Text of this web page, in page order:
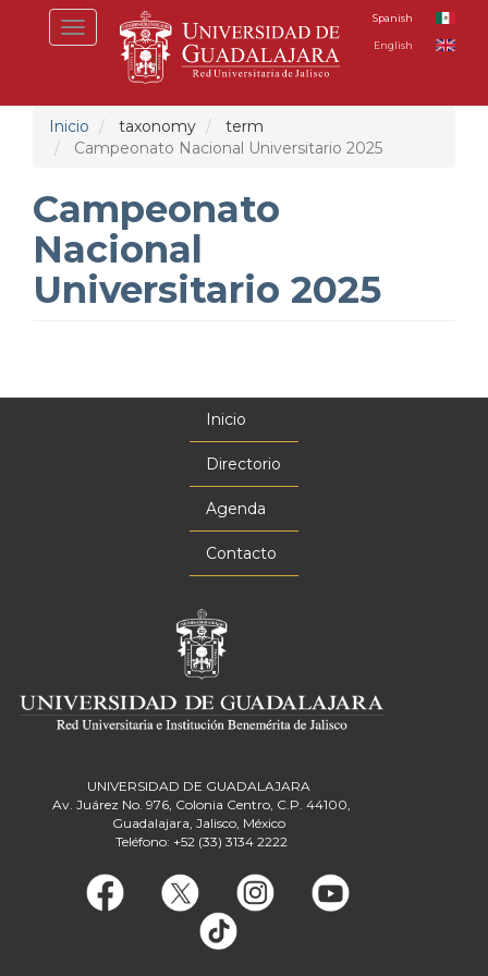
Toggle
navigation
Spanish
English
Inicio taxonomy
term
Campeonato Nacional Universitario 2025
Campeonato
Nacional
Universitario 2025
Inicio
Directorio
Agenda
Contacto
UNIVERSIDAD DE GUADALAJARA
Av. Juárez No. 976, Colonia Centro, C.P. 44100,
Guadalajara, Jalisco, México
Teléfono: +52 (33) 3134 2222